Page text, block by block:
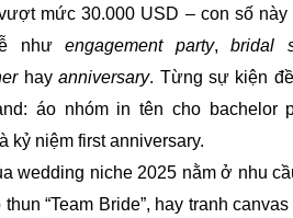
mức 30.000 USD – con số
nhưengagement party,bridal
hayanniversary. Từng sự kiện
áo nhóm in tên cho bachelor
kỷ niệm first anniversary.
wedding niche 2025 nằm ở nhu
“Team Bride”, hay tranh